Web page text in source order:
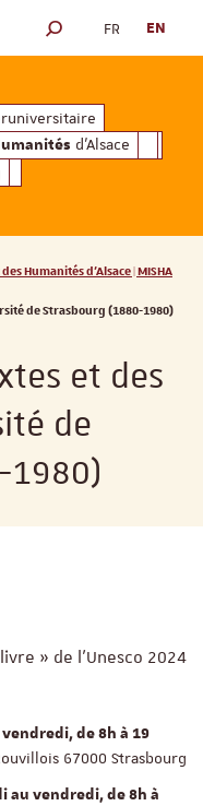
des
d'Alsace
SEARCH ENGINE
FR EN
Humanités d'Alsace | MISHA
de Strasbourg (1880-1980)
et des
de
1980)
» de l’Unesco 2024
de 8h à 19
67000 Strasbourg
au vendredi, de 8h à